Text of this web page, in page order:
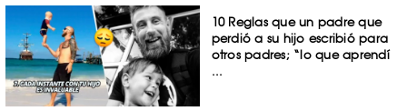
10 Reglas que un padre que
perdió a su hijo escribió para
otros padres; “lo que aprendí
...